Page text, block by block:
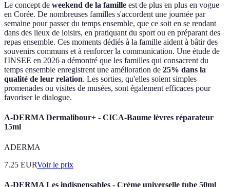
Le concept de weekend de la famille est de plus en plus en vogue
en Corée. De nombreuses familles s'accordent une journée par
semaine pour passer du temps ensemble, que ce soit en se rendant
dans des lieux de loisirs, en pratiquant du sport ou en préparant des
repas ensemble. Ces moments dédiés à la famille aident à bâtir des
souvenirs communs et à renforcer la communication. Une étude de
l'INSEE en 2026 a démontré que les familles qui consacrent du
temps ensemble enregistrent une amélioration de 25% dans la
qualité de leur relation. Les sorties, qu'elles soient simples
promenades ou visites de musées, sont également efficaces pour
favoriser le dialogue.
A-DERMA Dermalibour+ - CICA-Baume lèvres réparateur
15ml
ADERMA
7.25 EURVoir le prix
A-DERMA Les indispensables - Crème universelle tube 50ml